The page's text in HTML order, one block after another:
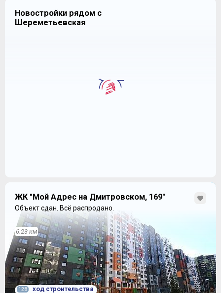
Новостройки рядом с
Шереметьевская
ЖК "Мой Адрес на Дмитровском, 169"
Объект сдан. Всё распродано.
6.23 км
128 ход строительства